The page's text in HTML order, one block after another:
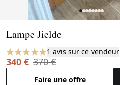
Lampe Jielde
1 avis sur ce vendeur
340 € 370 €
Faire une offre